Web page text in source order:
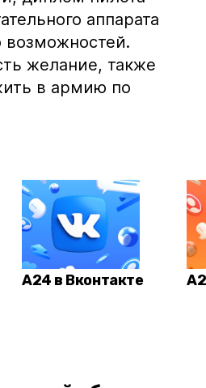
аппарата
возможностей.
желание, также
в армию по
А24 в Вконтакте